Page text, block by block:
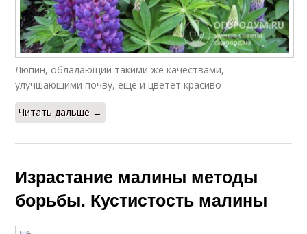
Люпин, обладающий такими же качествами,
улучшающими почву, еще и цветет красиво
Читать дальше →
Израстание малины методы
борьбы. Кустистость малины